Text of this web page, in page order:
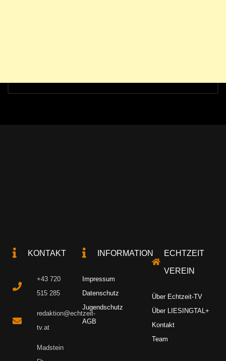
KONTAKT
+43 720
515 285
redaktion@echtzeit-
tv.at
Madstein
INFORMATION
Impressum
Datenschutz
Jugendschutz
AGB
ECHTZEIT
VEREIN
Über Echtzeit-TV
Über LIESINGTAL+
Kontakt
Team